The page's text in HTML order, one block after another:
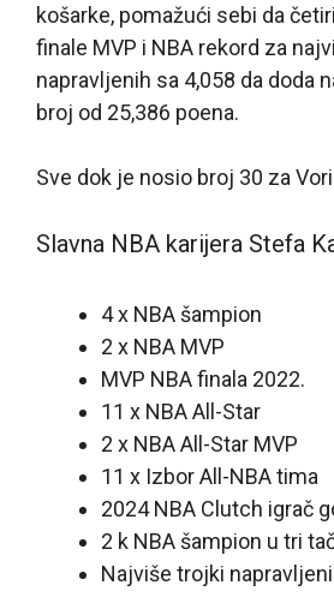
košarke, pomažući sebi da
finale MVP i NBA rekord za
napravljenih sa 4,058 da doda
broj od 25,386 poena.
Sve dok je nosio broj 30 za
Slavna NBA karijera Stefa
4 x NBA šampion
2 x NBA MVP
MVP NBA finala 2022.
11 x NBA All-Star
2 x NBA All-Star MVP
11 x Izbor All-NBA tima
2024 NBA Clutch igrač
2 k NBA šampion u tri
Najviše trojki